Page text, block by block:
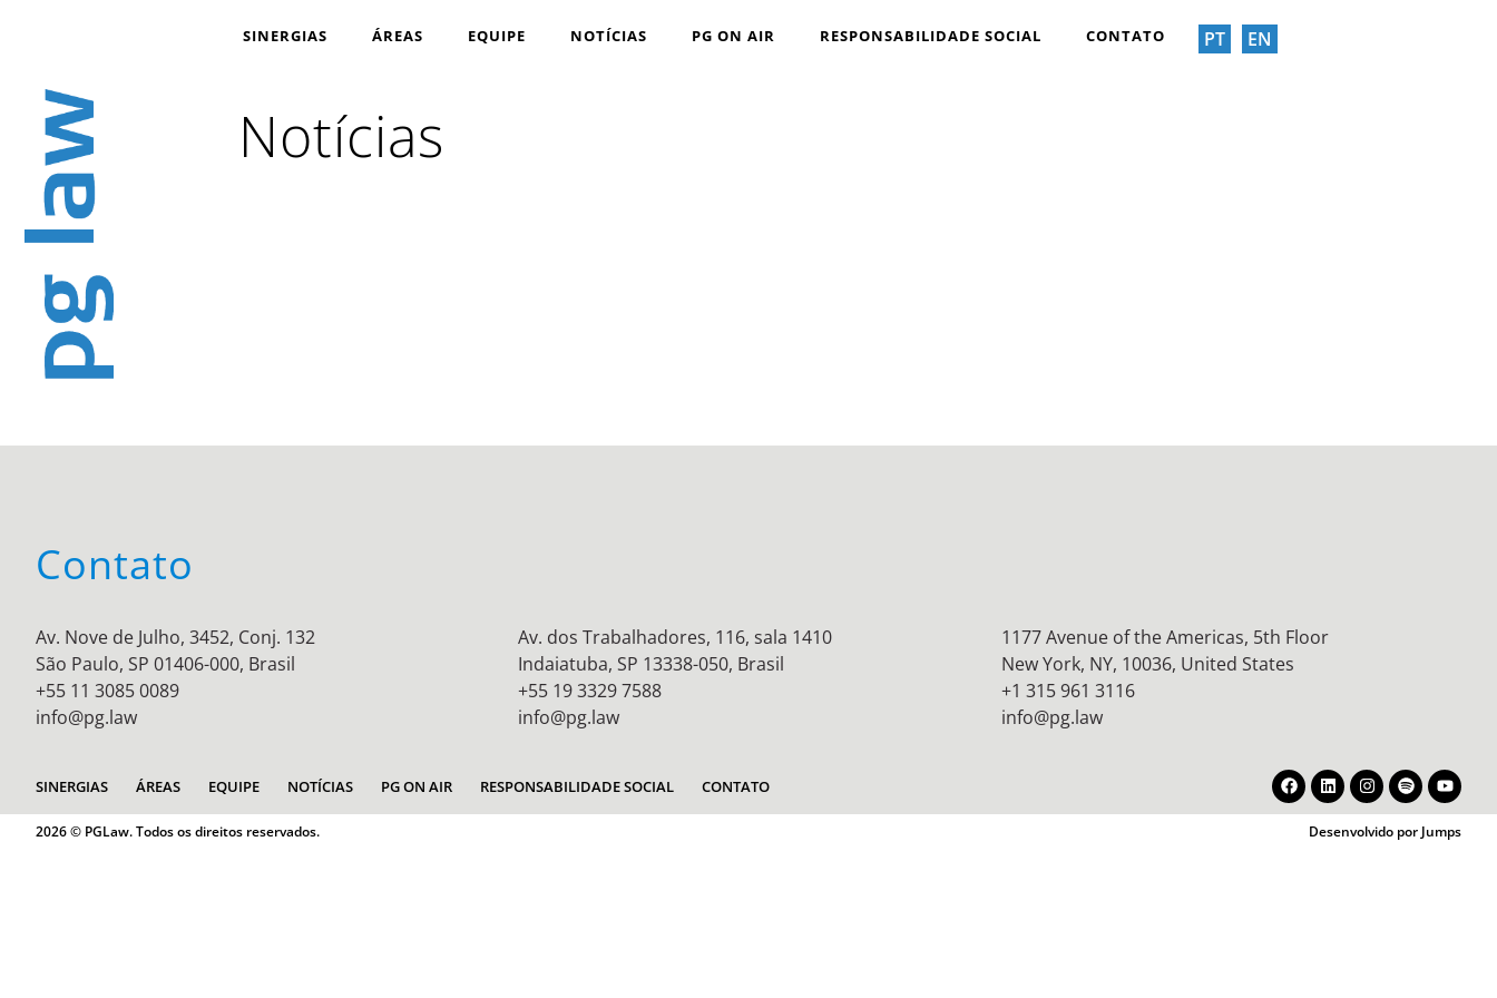
SINERGIAS ÁREAS EQUIPE NOTÍCIAS PG ON AIR RESPONSABILIDADE SOCIAL CONTATO PT EN
Notícias
Contato
Av. Nove de Julho, 3452, Conj. 132
São Paulo, SP 01406-000, Brasil
+55 11 3085 0089
info@pg.law
Av. dos Trabalhadores, 116, sala 1410
Indaiatuba, SP 13338-050, Brasil
+55 19 3329 7588
info@pg.law
1177 Avenue of the Americas, 5th Floor
New York, NY, 10036, United States
+1 315 961 3116
info@pg.law
SINERGIAS ÁREAS EQUIPE NOTÍCIAS PG ON AIR RESPONSABILIDADE SOCIAL CONTATO
2026 © PGLaw. Todos os direitos reservados. Desenvolvido por Jumps